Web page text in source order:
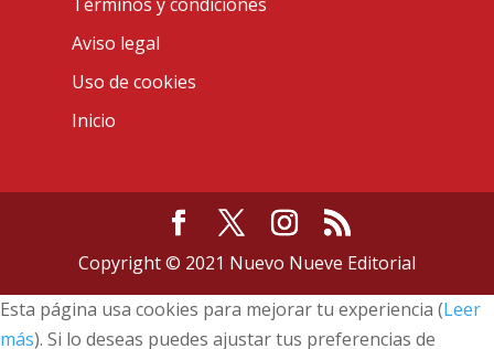
Aviso legal
Uso de cookies
Inicio
Copyright © 2021 Nuevo Nueve Editorial
Esta página usa cookies para mejorar tu experiencia (Leer
más). Si lo deseas puedes ajustar tus preferencias de